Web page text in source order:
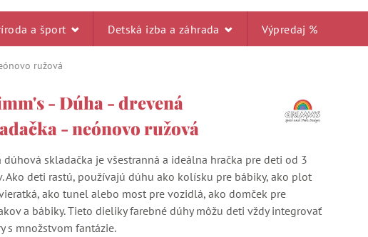
a šport Detská izba a záhrada Výpredaj %
ružová
- Dúha - drevená
- neónovo ružová
dúhová skladačka je všestranná a ideálna hračka pre deti od 3
Ako deti rastú, používajú dúhu ako kolísku pre bábiky, ako plot
ako tunel alebo most pre vozidlá, ako domček pre
a bábiky. Tieto dieliky farebné dúhy môžu deti vždy integrovať
s množstvom fantázie.